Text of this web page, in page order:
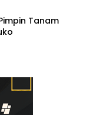
Tanam